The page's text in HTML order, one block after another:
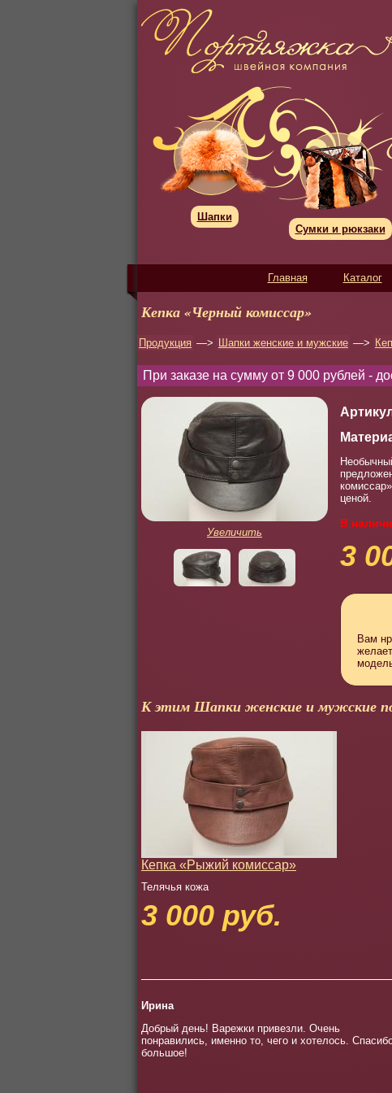
Шапки
Сумки и рюкзаки
Главная Каталог
Кепка «Черный комиссар»
Продукция —> Шапки женские и мужские —>
При заказе на сумму от 9 000 рублей -
Увеличить
ценой.
В
3
Вам
К этим Шапки женские и мужские
Кепка «Рыжий комиссар»
Телячья кожа
3 000 руб.
Ирина
Добрый день! Варежки привезли. Очень
понравились, именно то, чего и хотелось.
большое!